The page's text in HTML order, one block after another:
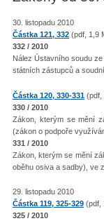
30. listopadu 2010
Částka 121, 332 (pdf, 1,9
332 / 2010
Nález Ústavního soudu
státních zástupců a
Částka 120, 330-331 (pdf,
330 / 2010
Zákon, kterým se mění
(zákon o podpoře
331 / 2010
Zákon, kterým se mění
oběhu osiva a sadby), ve
29. listopadu 2010
Částka 119, 325-329 (pdf,
325 / 2010